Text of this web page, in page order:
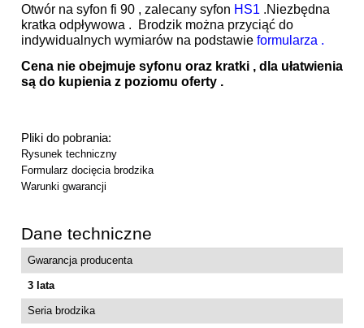
Otwór na syfon fi 90 , zalecany syfon HS1 .Niezbędna
kratka odpływowa . Brodzik można przyciąć do
indywidualnych wymiarów na podstawie formularza .
Cena nie obejmuje syfonu oraz kratki , dla ułatwienia
są do kupienia z poziomu oferty .
Pliki do pobrania:
Rysunek techniczny
Formularz docięcia brodzika
Warunki gwarancji
Dane techniczne
Gwarancja producenta
3 lata
Seria brodzika